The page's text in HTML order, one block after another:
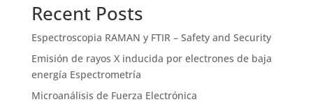
Recent Posts
Espectroscopia RAMAN y FTIR – Safety and Security
Emisión de rayos X inducida por electrones de baja
energía Espectrometría
Microanálisis de Fuerza Electrónica